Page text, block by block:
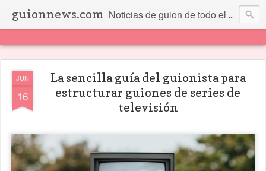
guionnews.com Noticias de guion de todo el mundo... Y más.
JUN
16
La sencilla guía del guionista para
estructurar guiones de series de
televisión